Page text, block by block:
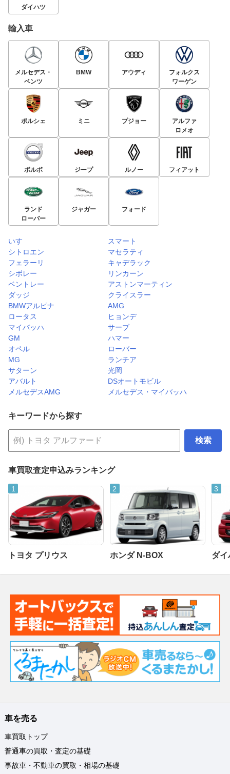
ダイハツ
輸入車
メルセデス・
ベンツ
BMW アウディ
フォルクス
ワーゲン
ポルシェ ミニ プジョー
アルファ
ロメオ
ボルボ ジープ ルノー フィアット
ランド
ローバー
ジャガー フォード
いすゞ
スマート
シトロエン
マセラティ
フェラーリ
キャデラック
シボレー
リンカーン
ベントレー
アストンマーティン
ダッジ
クライスラー
BMWアルピナ
AMG
ロータス
ヒョンデ
マイバッハ
サーブ
GM
ハマー
オペル
ローバー
MG
ランチア
サターン
光岡
アバルト
DSオートモビル
メルセデスAMG
メルセデス・マイバッハ
キーワードから探す
検索
車買取査定申込みランキング
トヨタ プリウス ホンダ N-BOX ダイ
車を売る
車買取トップ
普通車の買取・査定の基礎
事故車・不動車の買取・相場の基礎